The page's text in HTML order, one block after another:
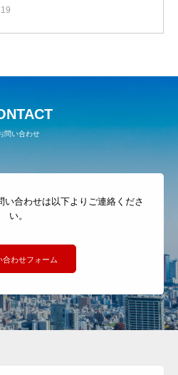
問い合わせ
い合わせは以下よりご連絡くださ
い。
合わせフォーム